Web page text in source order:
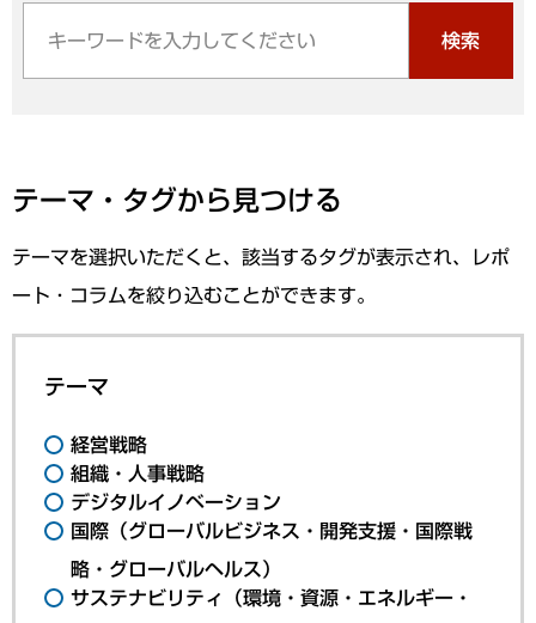
検索
テーマ・タグから見つける
テーマを選択いただくと、該当するタグが表示され、レポ
ート・コラムを絞り込むことができます。
テーマ
経営戦略
組織・人事戦略
デジタルイノベーション
国際（グローバルビジネス・開発支援・国際戦
略・グローバルヘルス）
サステナビリティ（環境・資源・エネルギー・